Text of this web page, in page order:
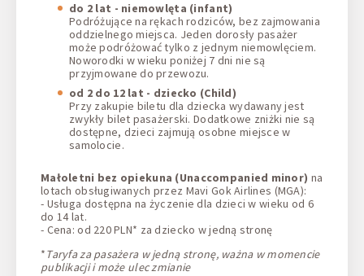
do 2 lat - niemowlęta (infant)
Podróżujące na rękach rodziców, bez zajmowania
oddzielnego miejsca. Jeden dorosły pasażer
może podróżować tylko z jednym niemowlęciem.
Noworodki w wieku poniżej 7 dni nie są
przyjmowane do przewozu.
od 2 do 12 lat - dziecko (Child)
Przy zakupie biletu dla dziecka wydawany jest
zwykły bilet pasażerski. Dodatkowe zniżki nie są
dostępne, dzieci zajmują osobne miejsce w
samolocie.
Małoletni bez opiekuna (Unaccompanied minor) na
lotach obsługiwanych przez Mavi Gok Airlines (MGA):
- Usługa dostępna na życzenie dla dzieci w wieku od 6
do 14 lat.
- Cena: od 220 PLN* za dziecko w jedną stronę
*Taryfa za pasażera w jedną stronę, ważna w momencie
publikacji i może ulec zmianie